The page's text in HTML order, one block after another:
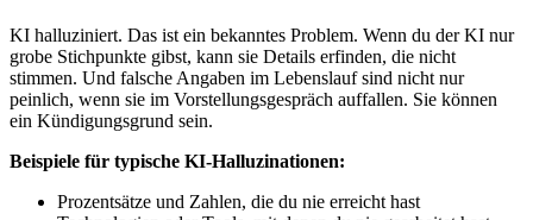
KI halluziniert. Das ist ein bekanntes Problem. Wenn du der KI nur
grobe Stichpunkte gibst, kann sie Details erfinden, die nicht
stimmen. Und falsche Angaben im Lebenslauf sind nicht nur
peinlich, wenn sie im Vorstellungsgespräch auffallen. Sie können
ein Kündigungsgrund sein.
Beispiele für typische KI-Halluzinationen:
Prozentsätze und Zahlen, die du nie erreicht hast